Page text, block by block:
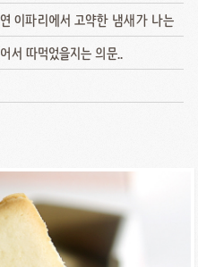
이파리에서 고약한 냄새가 나는
서 따먹었을지는 의문..